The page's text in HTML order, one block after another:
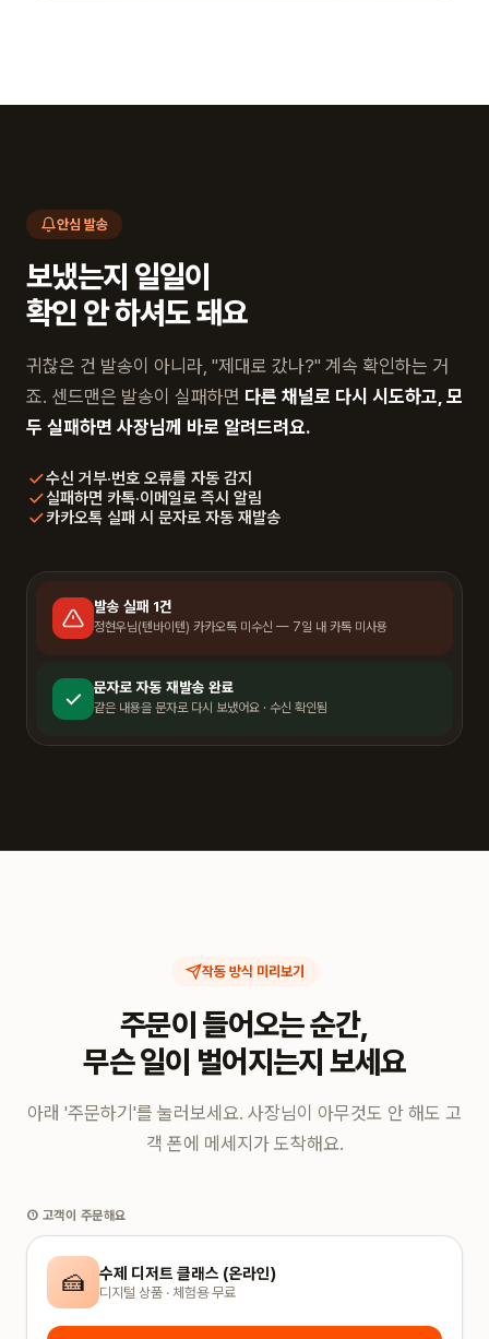
안심 발송
보냈는지 일일이
확인 안 하셔도 돼요
귀찮은 건 발송이 아니라, "제대로 갔나?" 계속 확인하는 거
죠. 센드맨은 발송이 실패하면 다른 채널로 다시 시도하고, 모
두 실패하면 사장님께 바로 알려드려요.
수신 거부·번호 오류를 자동 감지
실패하면 카톡·이메일로 즉시 알림
카카오톡 실패 시 문자로 자동 재발송
발송 실패 1건
정현우님(텐바이텐) 카카오톡 미수신 — 7일 내 카톡 미사용
문자로 자동 재발송 완료
같은 내용을 문자로 다시 보냈어요 · 수신 확인됨
작동 방식 미리보기
주문이 들어오는 순간,
무슨 일이 벌어지는지 보세요
아래 '주문하기'를 눌러보세요. 사장님이 아무것도 안 해도 고
객 폰에 메세지가 도착해요.
① 고객이 주문해요
🍰 수제 디저트 클래스 (온라인)
디지털 상품 · 체험용 무료